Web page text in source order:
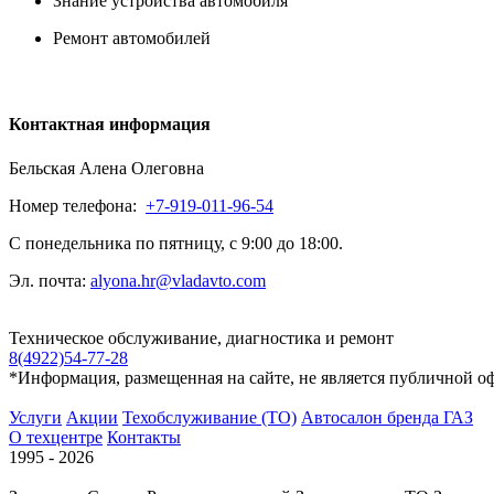
Ремонт автомобилей
Контактная информация
Бельская Алена Олеговна
Номер телефона: +7-919-011-96-54
С понедельника по пятницу, с 9:00 до 18:00.
Эл. почта: alyona.hr@vladavto.com
Техническое обслуживание, диагностика и ремонт
8(4922)54-77-28
*Информация, размещенная на сайте, не является публичной
Услуги Акции Техобслуживание (ТО) Автосалон бренда ГАЗ
О техцентре Контакты
1995 - 2026